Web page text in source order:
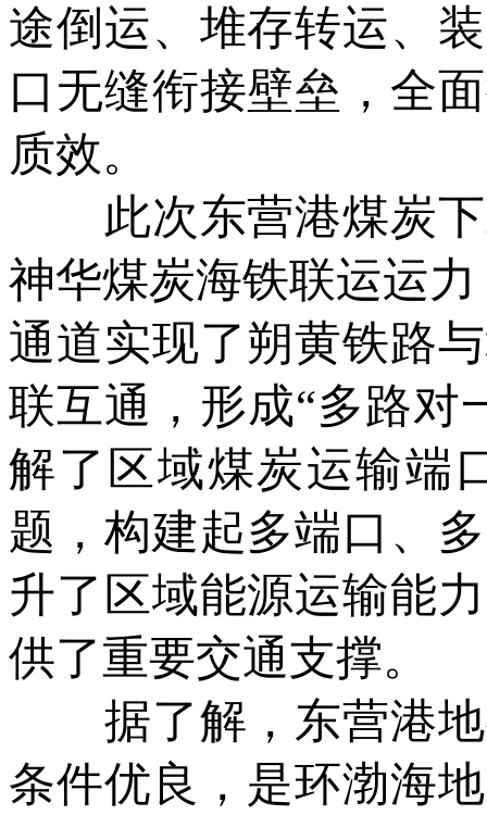
途倒运、堆存转运、
口无缝衔接壁垒，全
质效。
此次东营港煤炭下
神华煤炭海铁联运运
通道实现了朔黄铁路
联互通，形成“多路对
解了区域煤炭运输端
题，构建起多端口、
升了区域能源运输能
供了重要交通支撑。
据了解，东营港地
条件优良，是环渤海